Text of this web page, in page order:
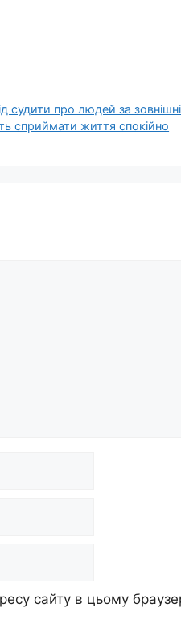
судити про людей за
сприймати життя спокійно
сайту в цьому